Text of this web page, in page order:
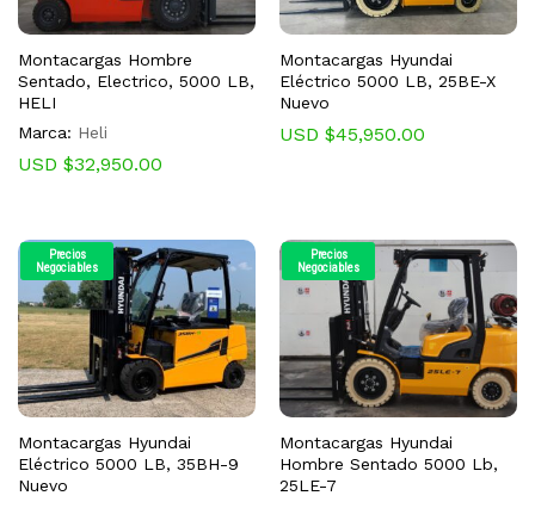
Montacargas Hombre
Sentado, Electrico, 5000 LB,
HELI
Marca: Heli
USD $32,950.00
Montacargas Hyundai
Eléctrico 5000 LB, 25BE-X
Nuevo
USD $45,950.00
Precios
Negociables
Montacargas Hyundai
Eléctrico 5000 LB, 35BH-9
Nuevo
Precios
Negociables
Montacargas Hyundai
Hombre Sentado 5000 Lb,
25LE-7